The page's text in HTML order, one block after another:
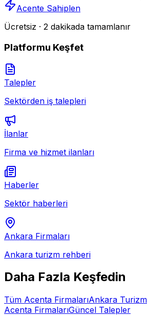
Acente Sahiplen
Ücretsiz · 2 dakikada tamamlanır
Platformu Keşfet
Talepler
Sektörden iş talepleri
İlanlar
Firma ve hizmet ilanları
Haberler
Sektör haberleri
Ankara Firmaları
Ankara turizm rehberi
Daha Fazla Keşfedin
Tüm Acenta FirmalarıAnkara
Acenta FirmalarıGüncel Talepler